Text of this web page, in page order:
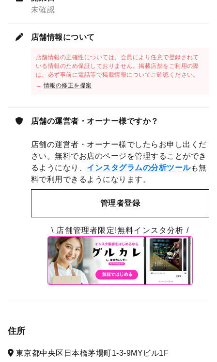
未確認
店舗情報について
店舗情報の正確性については、会員により任意で登録されて
いる情報のため保証しておりません。掲載店舗をご利用の際
は、必ず事前に電話等で掲載情報についてご確認ください。
→情報の修正を提案
店舗の運営者・オーナー様ですか？
店舗の運営者・オーナー様でしたらお申し出くだ
さい。無料でお店のページを管理することができ
るようになり、 インスタグラムの分析ツールも無
料で利用できるようになります。
管理者登録
\ 店舗管理者限定!無料インスタ分析 /
住所
東京都中央区日本橋茅場町1-3-9MYビル1F